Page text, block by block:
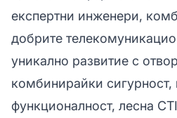
експертни инженери,
добрите
уникално развитие с
комбинирайки сигурност,
функционалност, лесна